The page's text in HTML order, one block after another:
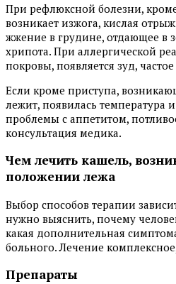
При рефлюксной болезни,
возникает изжога, кислая
жжение в грудине, отдающее в
хрипота. При аллергической
покровы, появляется зуд,
Если кроме приступа,
лежит, появилась температура
проблемы с аппетитом,
консультация медика.
Чем лечить кашель,
положении лежа
Выбор способов терапии
нужно выяснить, почему
какая дополнительная
больного. Лечение
Препараты